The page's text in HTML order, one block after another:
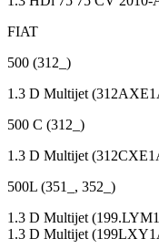
FIAT
500 (312_)
1.3 D Multijet
500 C (312_)
1.3 D Multijet
500L (351_, 352_)
1.3 D Multijet
1.3 D Multijet